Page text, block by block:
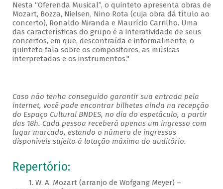
Nesta “Oferenda Musical”, o quinteto apresenta obras de
Mozart, Bozza, Nielsen, Nino Rota (cuja obra dá título ao
concerto), Ronaldo Miranda e Maurício Carrilho. Uma
das características do grupo é a interatividade de seus
concertos, em que, descontraída e informalmente, o
quinteto fala sobre os compositores, as músicas
interpretadas e os instrumentos."
Caso não tenha conseguido garantir sua entrada pela
internet, você pode encontrar bilhetes ainda na recepção
do Espaço Cultural BNDES, no dia do espetáculo, a partir
das 18h. Cada pessoa receberá apenas um ingresso com
lugar marcado, estando o número de ingressos
disponíveis sujeito à lotação máxima do auditório.
Repertório:
1. W. A. Mozart (arranjo de Wofgang Meyer) –